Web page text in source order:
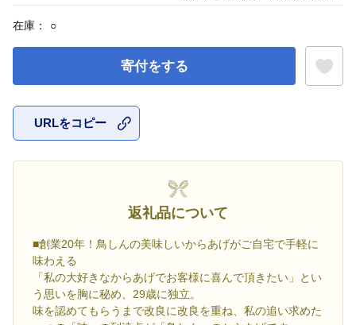
在庫： ○
寄付をする
URLをコピー
返礼品について
■創業20年！鳥しんの美味しいからあげがご自宅で手軽に
味わえる
「私の大好きなからあげでお客様に喜んで頂きたい」とい
う思いを胸に秘め、29歳に独立。
味を認めてもらうまで改良に改良を重ね、私の追い求めた